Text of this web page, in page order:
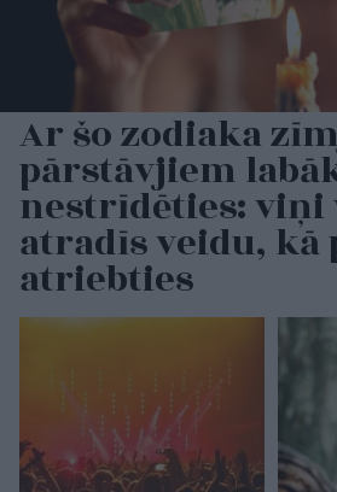
Ar šo zodiaka
pārstāvjiem
nestrīdēties:
atradīs veidu, kā
atriebties